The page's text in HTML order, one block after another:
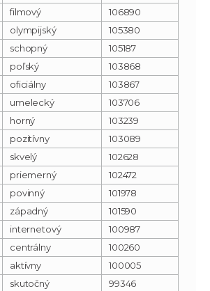
filmový
106890
olympijský
105380
schopný
105187
poľský
103868
oficiálny
103867
umelecký
103706
horný
103239
pozitívny
103089
skvelý
102628
priemerný
102472
povinný
101978
západný
101590
internetový
100987
centrálny
100260
aktívny
100005
skutočný
99346